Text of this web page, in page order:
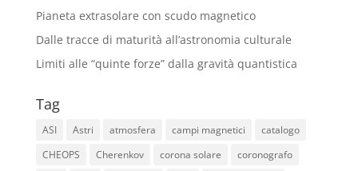
Pianeta extrasolare con scudo magnetico
Dalle tracce di maturità all’astronomia culturale
Limiti alle “quinte forze” dalla gravità quantistica
Tag
ASI Astri atmosfera campi magnetici
catalogo
CHEOPS
Cherenkov corona solare
coronografo